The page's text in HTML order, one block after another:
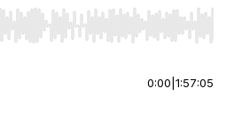
to seek, Home/End to jump to
0:00 1:57:05